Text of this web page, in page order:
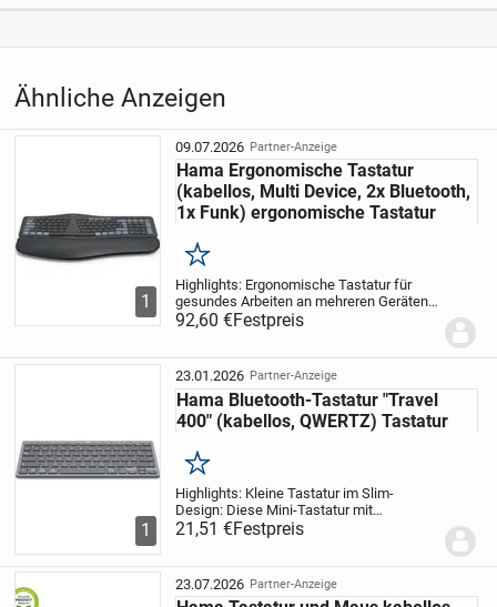
Ähnliche Anzeigen
1
09.07.2026 Partner-Anzeige
Hama Ergonomische Tastatur
(kabellos, Multi Device, 2x Bluetooth,
1x Funk) ergonomische Tastatur
Merken
Highlights: Ergonomische Tastatur für
gesundes Arbeiten an mehreren Geräten
gleichzeitig: Office-Tastatur zur
kabellosen Steuerung über Bluetooth oder
EmpfängerUnterst...
92,60 €Festpreis
1
23.01.2026 Partner-Anzeige
Hama Bluetooth-Tastatur "Travel
400" (kabellos, QWERTZ) Tastatur
Merken
Highlights: Kleine Tastatur im Slim-
Design: Diese Mini-Tastatur mit
Bluetooth-Verbindung ist immer mit dabei
und lässt sich universal einsetzen –
wie Tablet und...
21,51 €Festpreis
23.07.2026 Partner-Anzeige
PC-Zubehör›Tastaturen